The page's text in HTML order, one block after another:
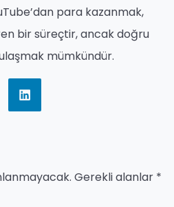
para kazanmak,
bir süreçtir, ancak doğru
mümkündür.
Gerekli alanlar *